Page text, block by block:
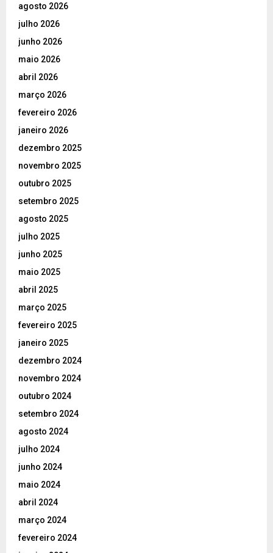
agosto 2026
julho 2026
junho 2026
maio 2026
abril 2026
março 2026
fevereiro 2026
janeiro 2026
dezembro 2025
novembro 2025
outubro 2025
setembro 2025
agosto 2025
julho 2025
junho 2025
maio 2025
abril 2025
março 2025
fevereiro 2025
janeiro 2025
dezembro 2024
novembro 2024
outubro 2024
setembro 2024
agosto 2024
julho 2024
junho 2024
maio 2024
abril 2024
março 2024
fevereiro 2024